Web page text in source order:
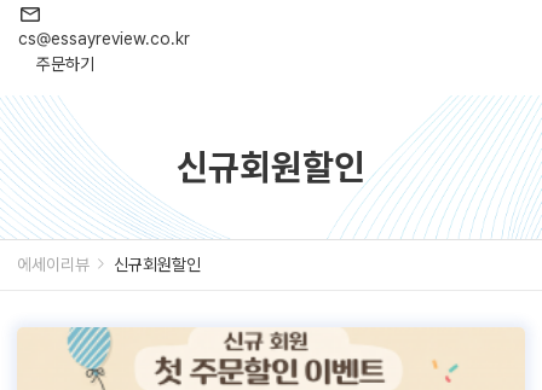
cs@essayreview.co.kr
주문하기
신규회원할인
에세이리뷰 신규회원할인